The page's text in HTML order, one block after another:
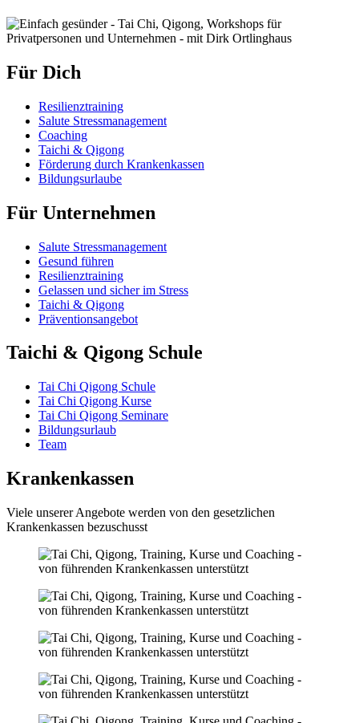
Für Dich
Resilienztraining
Salute Stressmanagement
Coaching
Taichi & Qigong
Förderung durch Krankenkassen
Bildungsurlaube
Für Unternehmen
Salute Stressmanagement
Gesund führen
Resilienztraining
Gelassen und sicher im Stress
Taichi & Qigong
Präventionsangebot
Taichi & Qigong Schule
Tai Chi Qigong Schule
Tai Chi Qigong Kurse
Tai Chi Qigong Seminare
Bildungsurlaub
Team
Krankenkassen
Viele unserer Angebote werden von den gesetzlichen
Krankenkassen bezuschusst